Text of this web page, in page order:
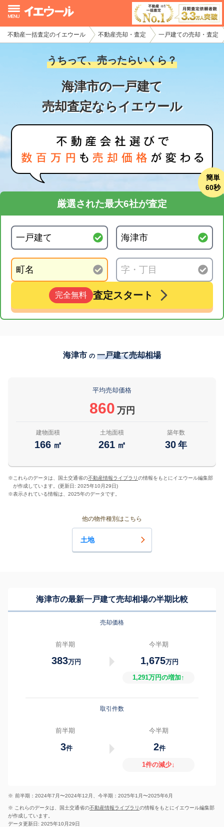
不動産一括査定のイエウール 不動産売却・査定 一戸建ての売却・査定
うちって、売ったらいくら？
海津市の一戸建て
売却査定ならイエウール
簡単
60秒
厳選された最大6社が査定
完全無料 査定スタート
海津市 の 一戸建て売却相場
平均売却価格
860 万円
建物面積
166 ㎡
土地面積
261 ㎡
築年数
30 年
※ これらのデータは、国土交通省の不動産情報ライブラリの情報をもとにイエウール編集部
が作成しています。(更新日: 2025年10月29日)
※表示されている情報は、2025年のデータです。
他の物件種別はこちら
土地
海津市の最新一戸建て売却相場の半期比較
売却価格
前半期
383万円
今半期
1,675万円
1,291万円の増加↑
取引件数
前半期
3件
今半期
2件
1件の減少↓
※ 前半期：2024年7月〜2024年12月、今半期：2025年1月〜2025年6月
※ これらのデータは、国土交通省の不動産情報ライブラリの情報をもとにイエウール編集部
が作成しています。
データ更新日: 2025年10月29日
イエウール加盟希望の不動産会社様
初めての方へ
不動産売却の流れ
不動産の売却・一括査定
家査定シミュレーター
お問い合わせ